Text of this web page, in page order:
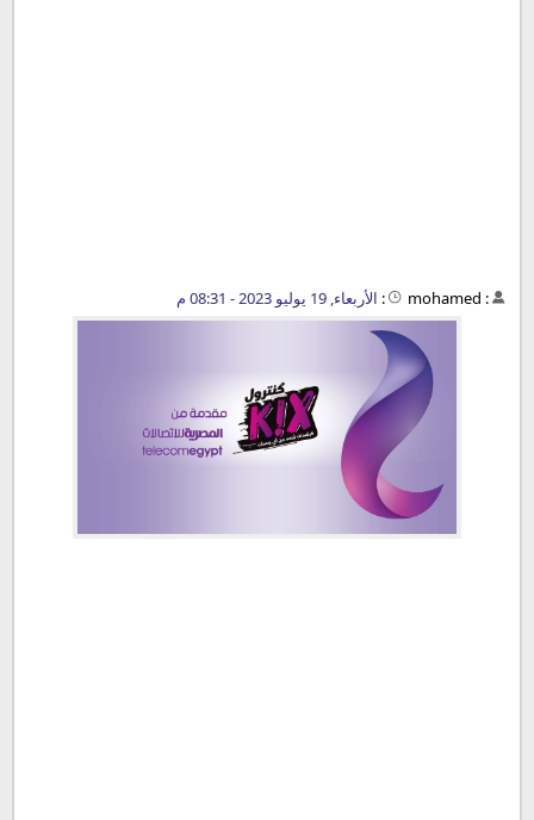
:
mohamed
: الأربعاء, 19 يوليو 2023 - 08:31 م